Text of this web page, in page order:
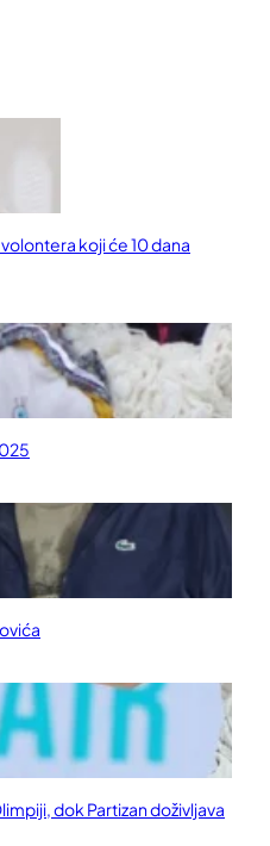
volontera koji će 10 dana
dok Partizan doživljava